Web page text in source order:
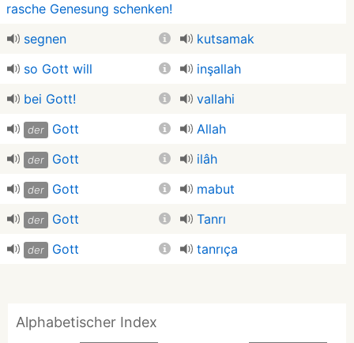
rasche Genesung schenken!
segnen
kutsamak
so Gott will
inşallah
bei Gott!
vallahi
der Gott Allah
der Gott ilâh
der Gott mabut
der Gott Tanrı
der Gott tanrıça
Alphabetischer Index